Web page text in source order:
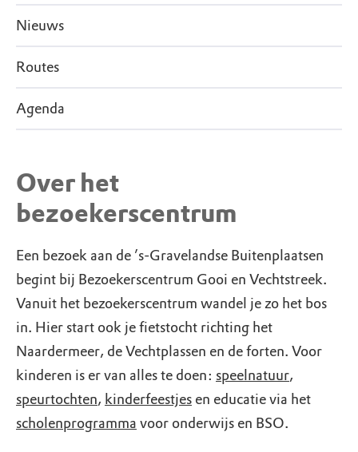
Nieuws
Routes
Agenda
Over het
bezoekerscentrum
Een bezoek aan de ’s-Gravelandse Buitenplaatsen
begint bij Bezoekerscentrum Gooi en Vechtstreek.
Vanuit het bezoekerscentrum wandel je zo het bos
in. Hier start ook je fietstocht richting het
Naardermeer, de Vechtplassen en de forten. Voor
kinderen is er van alles te doen: speelnatuur,
speurtochten, kinderfeestjes en educatie via het
scholenprogramma voor onderwijs en BSO.